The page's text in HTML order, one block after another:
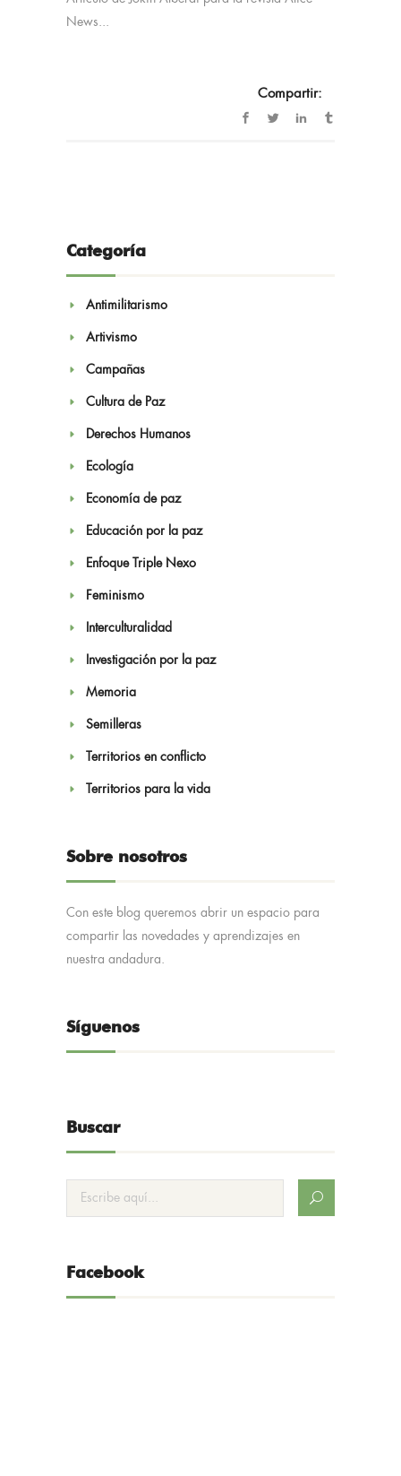
News...
Compartir:
Categoría
Antimilitarismo
Artivismo
Campañas
Cultura de Paz
Derechos Humanos
Ecología
Economía de paz
Educación por la paz
Enfoque Triple Nexo
Feminismo
Interculturalidad
Investigación por la paz
Memoria
Semilleras
Territorios en conflicto
Territorios para la vida
Sobre nosotros
Con este blog queremos abrir un espacio para
compartir las novedades y aprendizajes en
nuestra andadura.
Síguenos
Buscar
Facebook